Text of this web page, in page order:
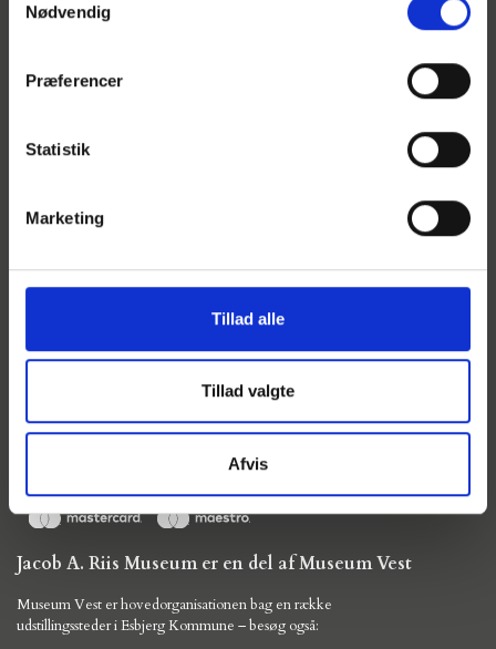
Nødvendig
Præferencer
Statistik
Marketing
Tillad alle
Tillad valgte
Afvis
Jacob A. Riis Museum
+45 76 12 20 00
Presse
Her kan du betale med:
Jacob A. Riis Museum er en del af Museum Vest
Museum Vest er hovedorganisationen bag en række
udstillingssteder i Esbjerg Kommune – besøg også: